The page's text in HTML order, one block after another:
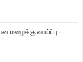
மழைக்கு வாய்ப்பு -